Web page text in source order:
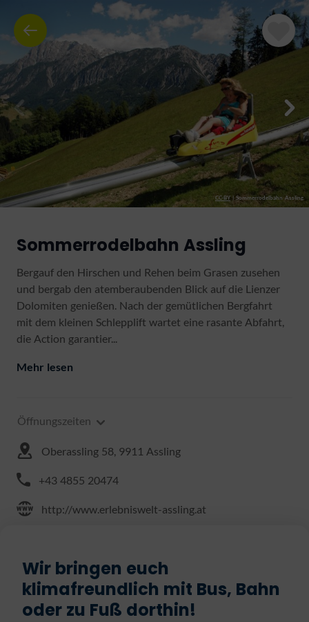
CC-BY | Sommerrodelbahn Assling
Sommerrodelbahn Assling
Bergauf den Hirschen und Rehen beim Grasen zusehen
und bergab den atemberaubenden Blick auf die Lienzer
Dolomiten genießen. Nach der gemütlichen Bergfahrt
mit dem kleinen Schlepplift wartet eine rasante Abfahrt,
die Action garantier...
Mehr lesen
Öffnungszeiten
Oberassling 58, 9911 Assling
+43 4855 20474
http://www.erlebniswelt-assling.at
Wir bringen euch
klimafreundlich mit Bus, Bahn
oder zu Fuß dorthin!